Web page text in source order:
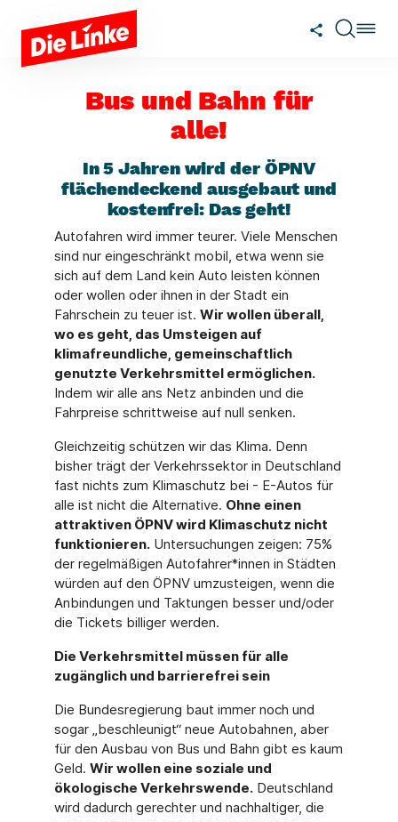
Zum Hauptinhalt springen
Bus und Bahn für
alle!
In 5 Jahren wird der ÖPNV
flächendeckend ausgebaut und
kostenfrei: Das geht!
Autofahren wird immer teurer. Viele Menschen
sind nur eingeschränkt mobil, etwa wenn sie
sich auf dem Land kein Auto leisten können
oder wollen oder ihnen in der Stadt ein
Fahrschein zu teuer ist. Wir wollen überall,
wo es geht, das Umsteigen auf
klimafreundliche, gemeinschaftlich
genutzte Verkehrsmittel ermöglichen.
Indem wir alle ans Netz anbinden und die
Fahrpreise schrittweise auf null senken.
Gleichzeitig schützen wir das Klima. Denn
bisher trägt der Verkehrssektor in Deutschland
fast nichts zum Klimaschutz bei - E-Autos für
alle ist nicht die Alternative. Ohne einen
attraktiven ÖPNV wird Klimaschutz nicht
funktionieren.Untersuchungen zeigen: 75%
der regelmäßigen Autofahrer*innen in Städten
würden auf den ÖPNV umzusteigen, wenn die
Anbindungen und Taktungen besser und/oder
die Tickets billiger werden.
Die Verkehrsmittel müssen für alle
zugänglich und barrierefrei sein
Die Bundesregierung baut immer noch und
sogar „beschleunigt“ neue Autobahnen, aber
für den Ausbau von Bus und Bahn gibt es kaum
Geld. Wir wollen eine soziale und
ökologische Verkehrswende.Deutschland
wird dadurch gerechter und nachhaltiger, die